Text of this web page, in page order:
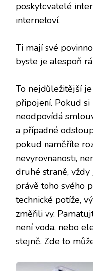
poskytovatelé
internetoví.
Ti mají své
byste je alespoň
To nejdůležitější
připojení. Pokud si
neodpovídá
a případné
pokud naměříte
nevyrovnanosti,
druhé straně,
právě toho svého
technické potíže,
změřili vy.
není voda, nebo
stejně. Zde to